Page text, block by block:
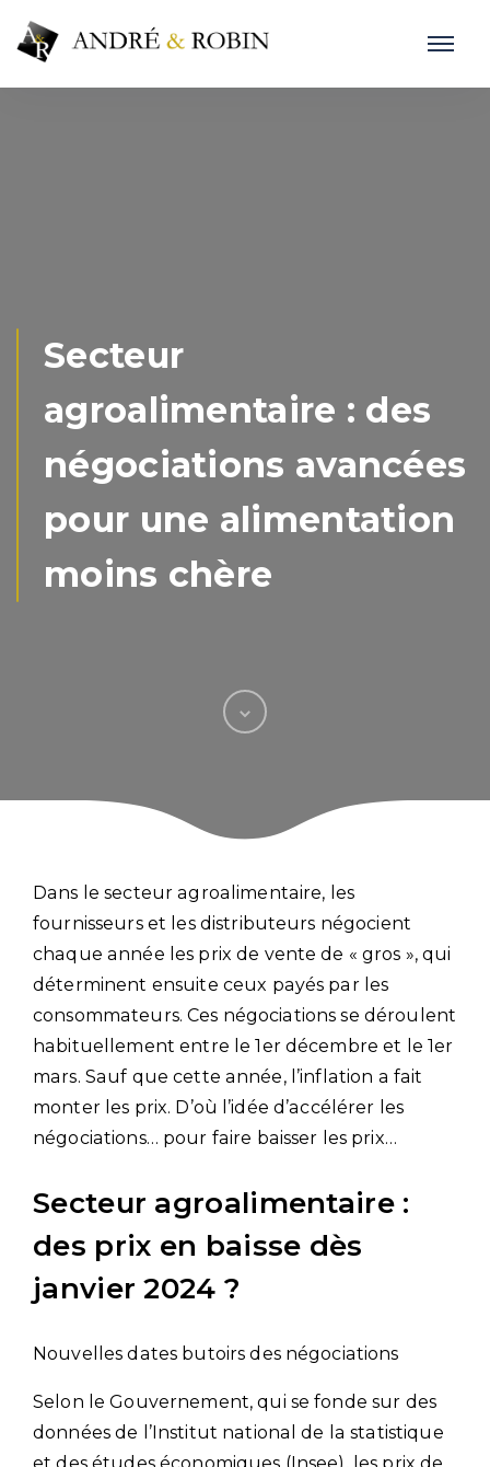
Secteur
agroalimentaire : des
négociations avancées
pour une alimentation
moins chère
Dans le secteur agroalimentaire, les
fournisseurs et les distributeurs négocient
chaque année les prix de vente de « gros », qui
déterminent ensuite ceux payés par les
consommateurs. Ces négociations se déroulent
habituellement entre le 1er décembre et le 1er
mars. Sauf que cette année, l’inflation a fait
monter les prix. D’où l’idée d’accélérer les
négociations… pour faire baisser les prix…
Secteur agroalimentaire :
des prix en baisse dès
janvier 2024 ?
Nouvelles dates butoirs des négociations
Selon le Gouvernement, qui se fonde sur des
données de l’Institut national de la statistique